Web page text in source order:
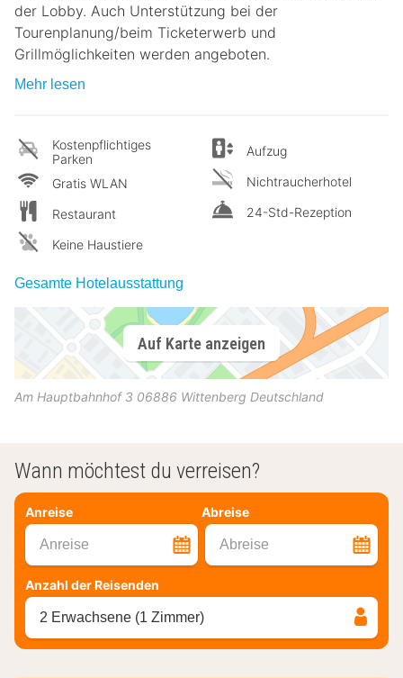
der Lobby. Auch Unterstützung bei der
Tourenplanung/beim Ticketerwerb und
Grillmöglichkeiten werden angeboten.
Mehr lesen
Kostenpflichtiges
Parken
Gratis WLAN
Restaurant
Keine Haustiere
Aufzug
Nichtraucherhotel
24-Std-Rezeption
Gesamte Hotelausstattung
Auf Karte anzeigen
Am Hauptbahnhof 3 06886 Wittenberg Deutschland
Wann möchtest du verreisen?
Anreise Abreise
Anreise Abreise
Anzahl der Reisenden
2 Erwachsene (1 Zimmer)